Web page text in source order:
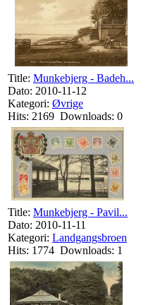
Title: Munkebjerg - Badeh...
Dato: 2010-11-12
Kategori: Øvrige
Hits: 2169 Downloads: 0
Title: Munkebjerg - Pavil...
Dato: 2010-11-11
Kategori: Landgangsbroen
Hits: 1774 Downloads: 1